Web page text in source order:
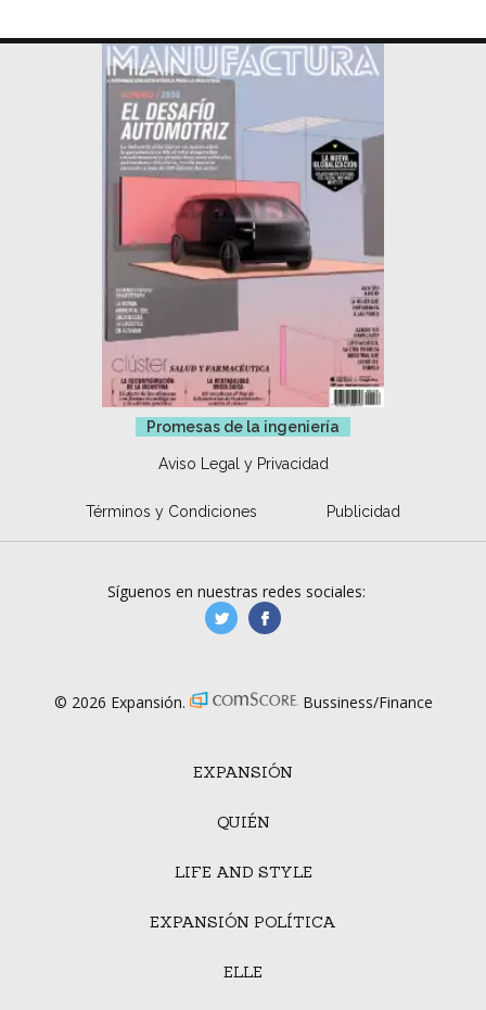
Promesas de la ingeniería
Aviso Legal y Privacidad
Términos y Condiciones Publicidad
EXPANSIÓN
QUIÉN
LIFE AND STYLE
EXPANSIÓN POLÍTICA
ELLE
Síguenos en nuestras redes sociales:
manufacturaGE
© 2026 Expansión. Bussiness/Finance